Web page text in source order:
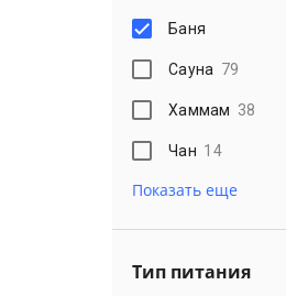
Баня
Сауна 79
Хаммам 38
Чан 14
Показать еще
Тип питания